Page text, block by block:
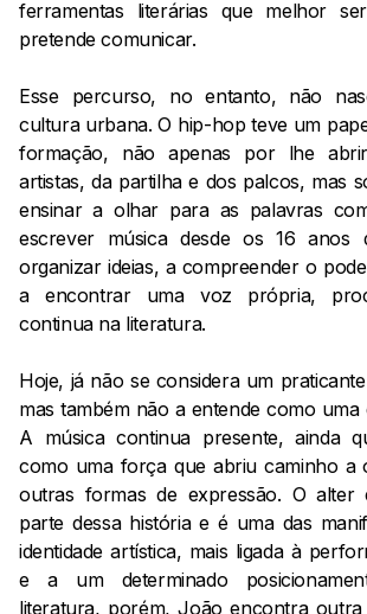
ferramentas literárias que melhor
pretende comunicar.
Esse percurso, no entanto, não
cultura urbana. O hip-hop teve um
formação, não apenas por lhe
artistas, da partilha e dos palcos, mas
ensinar a olhar para as palavras
escrever música desde os 16 anos
organizar ideias, a compreender o
a encontrar uma voz própria,
continua na literatura.
Hoje, já não se considera um
mas também não a entende como uma
A música continua presente, ainda
como uma força que abriu caminho a
outras formas de expressão. O alter
parte dessa história e é uma das
identidade artística, mais ligada à
e a um determinado
literatura, porém, João encontra outra